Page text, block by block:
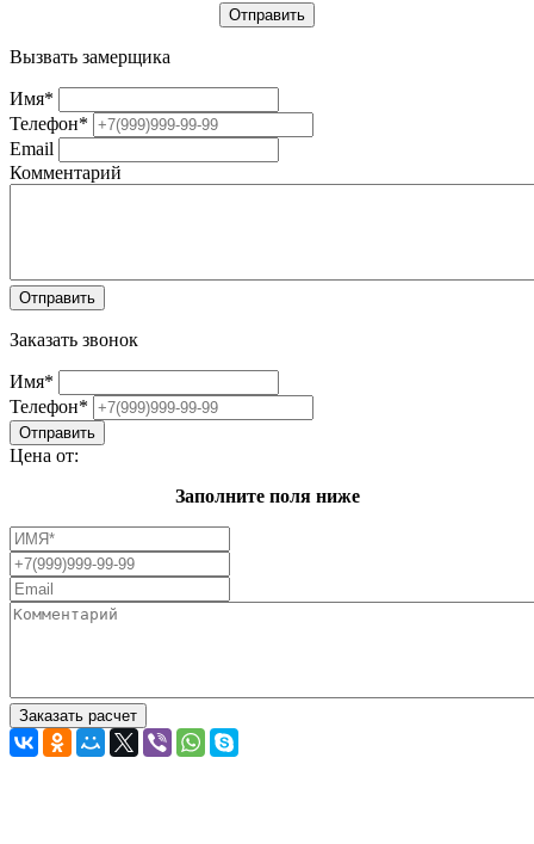
Вызвать замерщика
Имя*
Телефон*
Email
Комментарий
Заказать звонок
Имя*
Телефон*
Цена от:
Заполните поля ниже